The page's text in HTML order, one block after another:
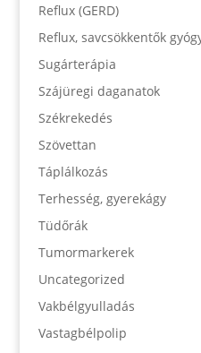
Reflux (GERD)
Reflux, savcsökkentők
Sugárterápia
Szájüregi daganatok
Székrekedés
Szövettan
Táplálkozás
Terhesség, gyerekágy
Tüdőrák
Tumormarkerek
Uncategorized
Vakbélgyulladás
Vastagbélpolip